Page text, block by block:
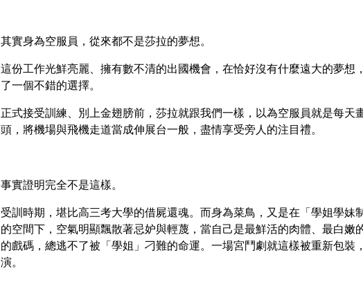
其實身為空服員，從來都不是莎拉的夢想。
這份工作光鮮亮麗、擁有數不清的出國機會，在恰好沒有什麼遠大的夢想
了一個不錯的選擇。
正式接受訓練、別上金翅膀前，莎拉就跟我們一樣，以為空服員就是每天
頭，將機場與飛機走道當成伸展台一般，盡情享受旁人的注目禮。
事實證明完全不是這樣。
受訓時期，堪比高三考大學的借屍還魂。而身為菜鳥，又是在「學姐學妹
的空間下，空氣明顯飄散著忌妒與輕蔑，當自己是最鮮活的肉體、最白嫩
的戲碼，總逃不了被「學姐」刁難的命運。一場宮鬥劇就這樣被重新包裝
演。